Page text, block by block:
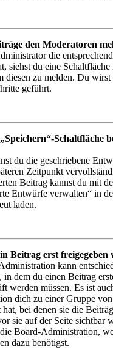
den Moderatoren
die
siehst du eine
diesen zu melden. Du
geführt.
Schaltfläche
du die geschriebene
Zeitpunkt
Beitrag kannst du mit
Entwürfe verwalten“ in
laden.
Beitrag erst freigegeben
kann
in dem du einen Beitrag
werden müssen. Es ist
dich zu einer Gruppe
bei denen sie die
sie auf der Seite sichtbar
Board-Administration,
dazu benötigst.